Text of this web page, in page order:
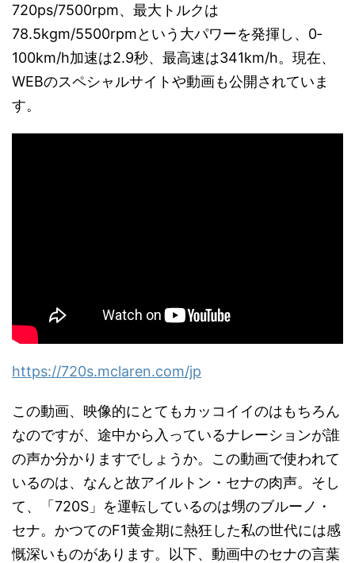
720ps/7500rpm、最大トルクは
78.5kgm/5500rpmという大パワーを発揮し、0‐
100km/h加速は2.9秒、最高速は341km/h。現在、
WEBのスペシャルサイトや動画も公開されていま
す。
https://720s.mclaren.com/jp
この動画、映像的にとてもカッコイイのはもちろん
なのですが、途中から入っているナレーションが誰
の声か分かりますでしょうか。この動画で使われて
いるのは、なんと故アイルトン・セナの肉声。そし
て、「720S」を運転しているのは甥のブルーノ・
セナ。かつてのF1黄金期に熱狂した私の世代には感
慨深いものがあります。以下、動画中のセナの言葉